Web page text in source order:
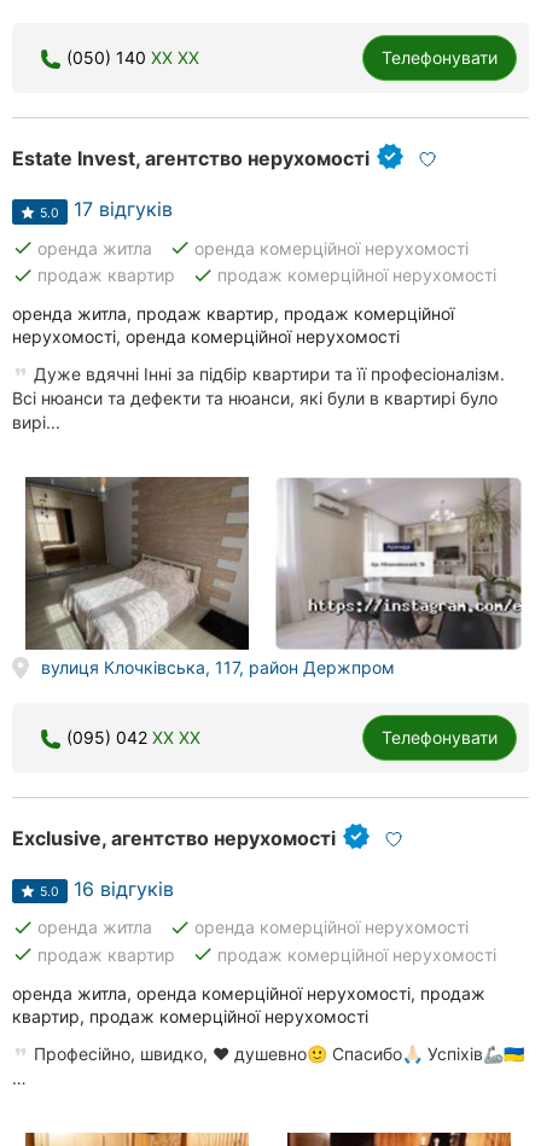
(050) 140 XX XX Телефонувати
Estate Invest, агентство нерухомості
5.0 17 відгуків
done оренда житла done оренда комерційної нерухомості
done продаж квартир done продаж комерційної нерухомості
оренда житла, продаж квартир, продаж комерційної
нерухомості, оренда комерційної нерухомості
Дуже вдячні Інні за підбір квартири та її професіоналізм.
Всі нюанси та дефекти та нюанси, які були в квартирі було
вирі...
вулиця Клочківська, 117, район Держпром
(095) 042 XX XX Телефонувати
Exclusive, агентство нерухомості
5.0 16 відгуків
done оренда житла done оренда комерційної нерухомості
done продаж квартир done продаж комерційної нерухомості
оренда житла, оренда комерційної нерухомості, продаж
квартир, продаж комерційної нерухомості
Професійно, швидко, ❤️ душевно🙂 Спасибо🙏🏻 Успіхів🦾🇺🇦
…